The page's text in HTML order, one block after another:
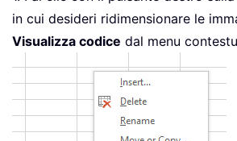
in cui desideri ridimensionare le
Visualizza codice dal menu